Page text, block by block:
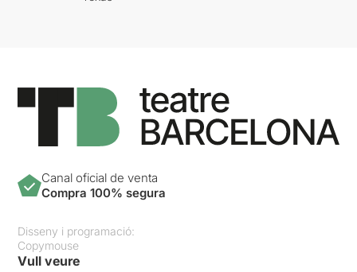
Canal oficial de venta
Compra 100% segura
Disseny i programació:
Copymouse
Vull veure